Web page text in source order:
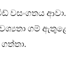
වසංගතය
ගම්